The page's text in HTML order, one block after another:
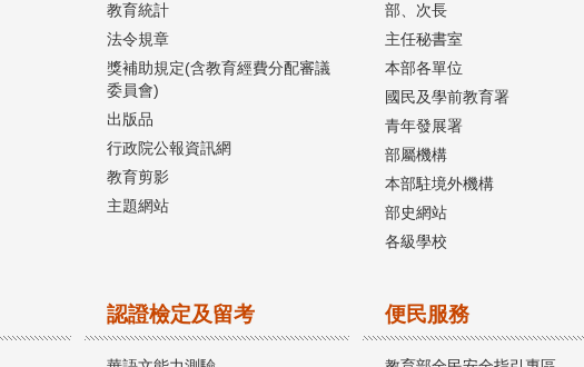
教育統計
法令規章
獎補助規定(含教育經費分配審議
委員會)
出版品
行政院公報資訊網
教育剪影
主題網站
部、次長
主任秘書室
本部各單位
國民及學前教育署
青年發展署
部屬機構
本部駐境外機構
部史網站
各級學校
認證檢定及留考 便民服務